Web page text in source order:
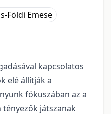
Földi Emese
kapcsolatos
elé állítják a
fókuszában az a
játszanak